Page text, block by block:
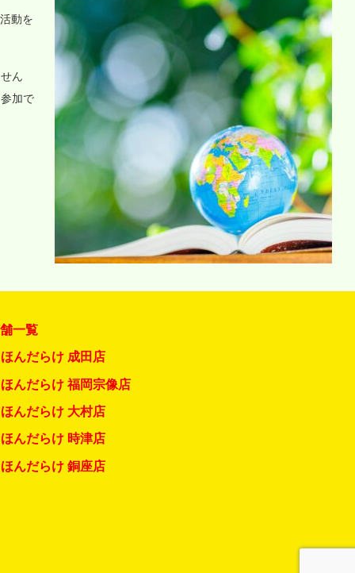
動を
ん
加で
一覧
ほんだらけ 成田店
ほんだらけ 福岡宗像店
ほんだらけ 大村店
ほんだらけ 時津店
ほんだらけ 銅座店